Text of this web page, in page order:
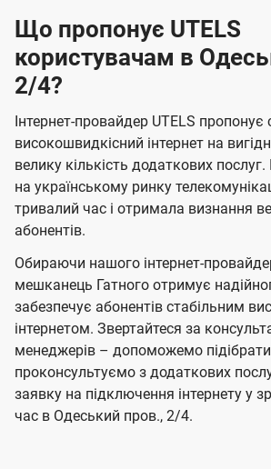
Що пропонує UTELS
користувачам в
2/4?
Інтернет-провайдер UTELS
високошвидкісний інтернет на
велику кількість додаткових
на українському ринку
тривалий час і отримала визнання
абонентів.
Обираючи нашого інтернет-
мешканець Гатного отримує
забезпечує абонентів стабільним
інтернетом. Звертайтеся за
менеджерів – допоможемо
проконсультуємо з додаткових
заявку на підключення інтернету у
час в Одеський пров., 2/4.